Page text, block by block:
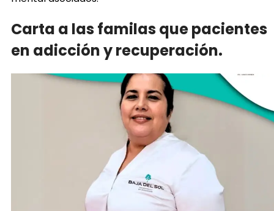
Carta a las familas que pacientes
en adicción y recuperación.